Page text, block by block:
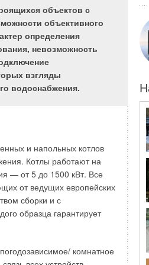
объектов с
объективного
определения
невозможность
взгляды
водоснабжения.
и напольных котлов
Котлы работают на
— от 5 до 1500 кВт. Все
от ведущих европейских
сборки и с
образца гарантирует
комнатное
для
очередь ее
Следовательно,
только заказчик, поэтому
той или иной
критериев, по
для него
воздуха
теория выбора
воздуха